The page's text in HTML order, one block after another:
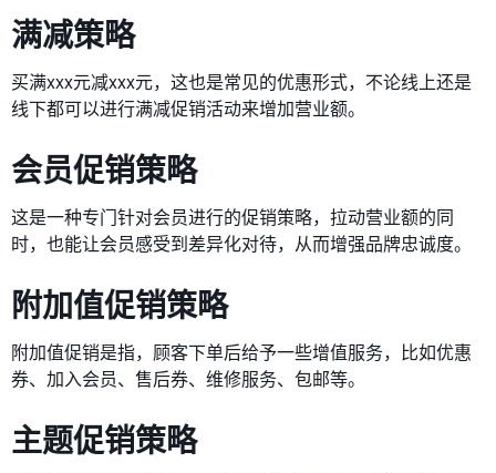
满减策略
买满xxx元减xxx元，这也是常见的优惠形式，不论线上还是
线下都可以进行满减促销活动来增加营业额。
会员促销策略
这是一种专门针对会员进行的促销策略，拉动营业额的同
时，也能让会员感受到差异化对待，从而增强品牌忠诚度。
附加值促销策略
附加值促销是指，顾客下单后给予一些增值服务，比如优惠
券、加入会员、售后券、维修服务、包邮等。
主题促销策略